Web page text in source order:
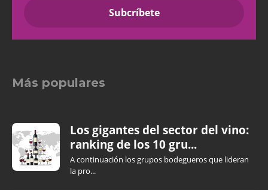
Más populares
Los gigantes del sector del vino:
ranking de los 10 gru...
A continuación los grupos bodegueros que lideran
la pro...